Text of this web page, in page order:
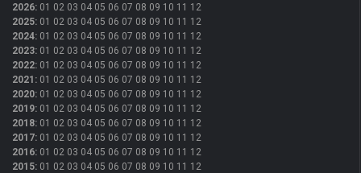
2026: 01 02 03 04 05 06 07 08 09 10 11 12
2025: 01 02 03 04 05 06 07 08 09 10 11 12
2024: 01 02 03 04 05 06 07 08 09 10 11 12
2023: 01 02 03 04 05 06 07 08 09 10 11 12
2022: 01 02 03 04 05 06 07 08 09 10 11 12
2021 : 01 02 03 04 05 06 07 08 09 10 11 12
2020: 01 02 03 04 05 06 07 08 09 10 11 12
2019: 01 02 03 04 05 06 07 08 09 10 11 12
2018: 01 02 03 04 05 06 07 08 09 10 11 12
2017: 01 02 03 04 05 06 07 08 09 10 11 12
2016: 01 02 03 04 05 06 07 08 09 10 11 12
2015: 01 02 03 04 05 06 07 08 09 10 11 12